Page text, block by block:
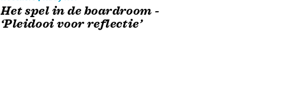
Het spel in de boardroom -
‘Pleidooi voor reflectie’